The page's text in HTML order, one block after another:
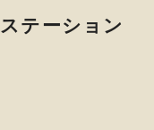
テーション